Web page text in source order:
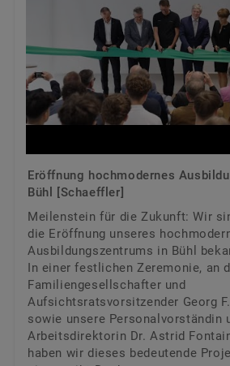
Eröffnung hochmodernes
Bühl [Schaeffler]
Meilenstein für die Zukunft: Wir
die Eröffnung unseres
Ausbildungszentrums in Bühl
In einer festlichen Zeremonie, an
Familiengesellschafter und
Aufsichtsratsvorsitzender Georg
sowie unsere Personalvorständin
Arbeitsdirektorin Dr. Astrid
haben wir dieses bedeutende